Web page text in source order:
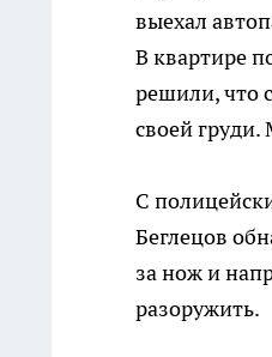
выехал
В квартире
решили, что
своей
С
Беглецов
за нож и
разоружить.